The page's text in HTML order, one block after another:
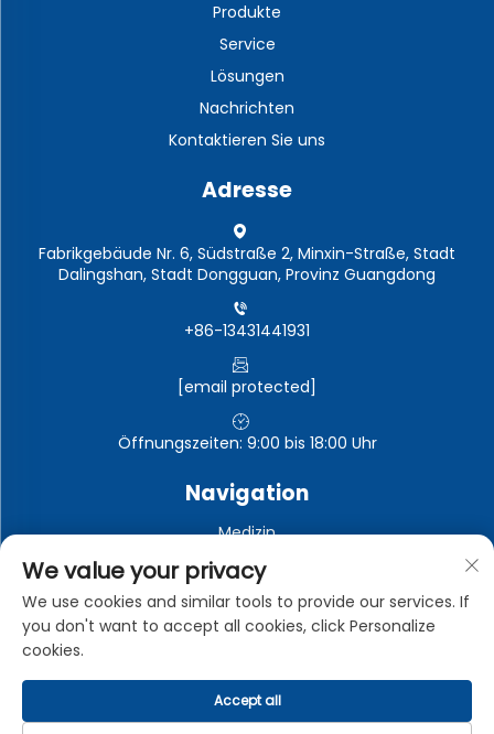
Produkte
Service
Lösungen
Nachrichten
Kontaktieren Sie uns
Adresse
Fabrikgebäude Nr. 6, Südstraße 2, Minxin-Straße, Stadt
Dalingshan, Stadt Dongguan, Provinz Guangdong
+86-13431441931
[email protected]
Öffnungszeiten: 9:00 bis 18:00 Uhr
Navigation
Medizin
Automobil-Elektronik
Elektronische und elektrische Geräte
Industrie
Urheberrechte © Dongguan Zhongman Industrial Co., Ltd.
We value your privacy
We use cookies and similar tools to provide our services. If
you don't want to accept all cookies, click Personalize
cookies.
Accept all